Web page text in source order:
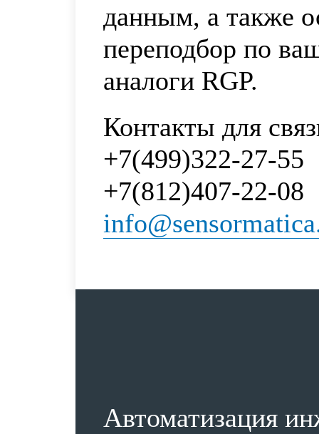
данным, а также
переподбор по
аналоги RGP.
Контакты для
+7(499)322-27-55
+7(812)407-22-08
Автоматизация